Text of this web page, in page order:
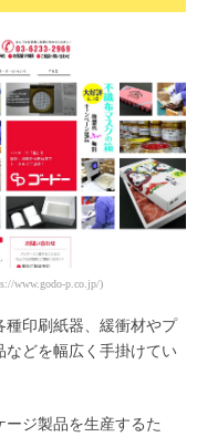
www.godo-p.co.jp/)
種印刷紙器、緩衝材やプ
などを幅広く手掛けてい
ジ製品を生産するた